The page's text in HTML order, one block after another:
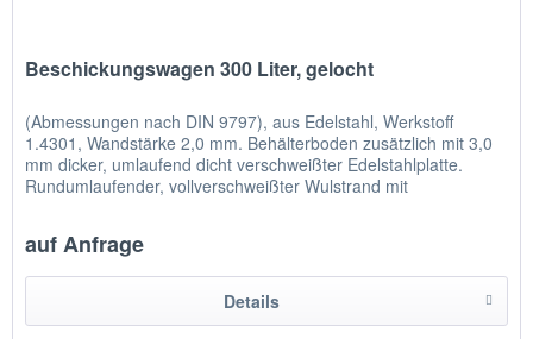
Beschickungswagen 300 Liter, gelocht
(Abmessungen nach DIN 9797), aus Edelstahl, Werkstoff
1.4301, Wandstärke 2,0 mm. Behälterboden zusätzlich mit 3,0
mm dicker, umlaufend dicht verschweißter Edelstahlplatte.
Rundumlaufender, vollverschweißter Wulstrand mit
auf Anfrage
Details